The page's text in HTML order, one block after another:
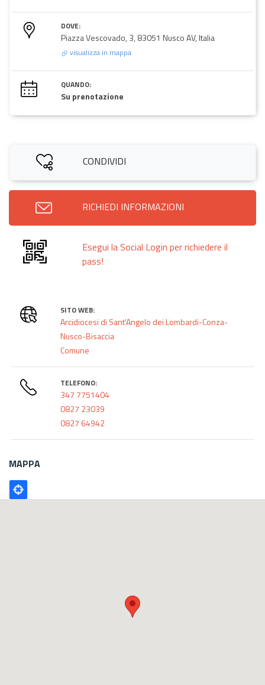
DOVE:
Piazza Vescovado, 3, 83051 Nusco AV, Italia
visualizza in mappa
QUANDO:
Su prenotazione
CONDIVIDI
RICHIEDI INFORMAZIONI
Esegui la Social Login per richiedere il
pass!
SITO WEB:
Arcidiocesi di Sant'Angelo dei Lombardi-Conza-
Nusco-Bisaccia
Comune
TELEFONO:
347 7751404
0827 23039
0827 64942
MAPPA
Poligono
GEO